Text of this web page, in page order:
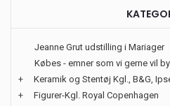
Jeanne Grut udstilling i Mariager
Købes - emner som vi gerne vil
+
Keramik og Stentøj Kgl., B&G,
+
Figurer-Kgl. Royal Copenhagen